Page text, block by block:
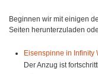
Beginnen wir mit einigen
Seiten herunterzuladen
Eisenspinne in Infinity
Der Anzug ist